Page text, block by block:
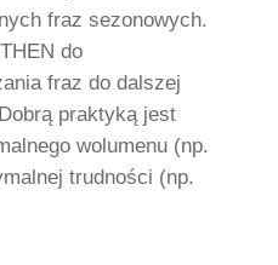
fraz sezonowych.
do
fraz do dalszej
praktyką jest
wolumenu (np.
trudności (np.